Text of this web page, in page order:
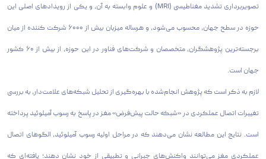
تصویربرداری تشدید مغناطیسی (MRI) و علوم وابسته به آن، و یکی از رویدادهای اصلی این
حوزه در سطح جهان، محسوب می‌شود، و هرساله میزبان بیش از ۶۰۰۰ شرکت کننده از میان
برجسته‌ترین پژوهشگران، متخصصان و شرکت‌های فناور در این حوزه، از بیش از ۶۰ کشور
جهان است.
لازم به ذکر است که پژوهش انجام‌شده با بهره‌گیری از تحلیل شبکه‌های علامت‌دار، به بررسی
تغییرات اتصال عملکردی در «شبکه حالت پیش‌فرض» مغز در پاسخ به رسوب آمیلوئید پرداخته
است. نتایج این مطالعه نشان می‌دهند که در مراحل اولیه رسوب آمیلوئید، الگوهای اتصال
عملکردی مغز می‌توانند واکنش‌های جبرانی و تطبیقی از خود نشان دهند؛ یافته‌ای که